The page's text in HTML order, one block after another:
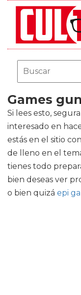
Games gun
Si lees esto,
interesado en
estás en el sitio
de lleno en el
tienes todo
bien deseas ver
o bien quizá epi